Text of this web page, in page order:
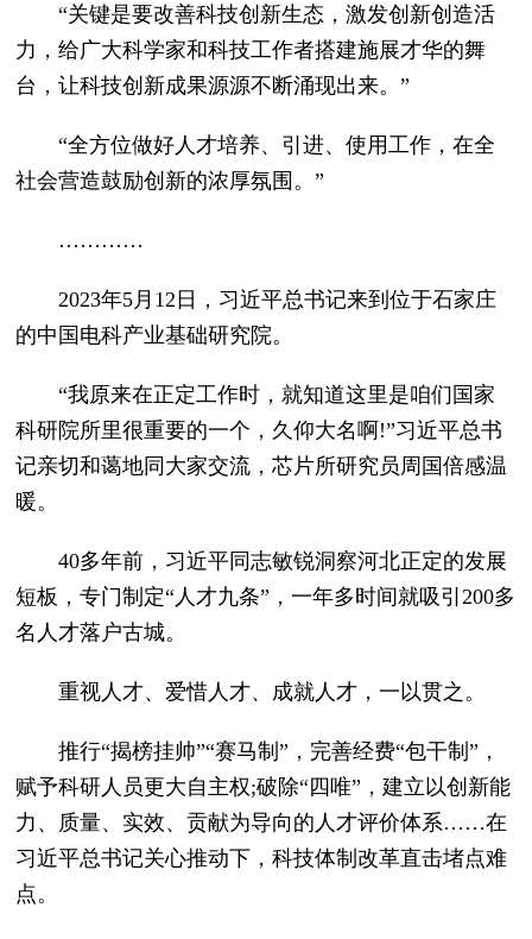
“关键是要改善科技创新生态，激发创新创造活
力，给广大科学家和科技工作者搭建施展才华的舞
台，让科技创新成果源源不断涌现出来。”
“全方位做好人才培养、引进、使用工作，在全
社会营造鼓励创新的浓厚氛围。”
…………
2023年5月12日，习近平总书记来到位于石家庄
的中国电科产业基础研究院。
“我原来在正定工作时，就知道这里是咱们国家
科研院所里很重要的一个，久仰大名啊!”习近平总书
记亲切和蔼地同大家交流，芯片所研究员周国倍感温
暖。
40多年前，习近平同志敏锐洞察河北正定的发展
短板，专门制定“人才九条”，一年多时间就吸引200多
名人才落户古城。
重视人才、爱惜人才、成就人才，一以贯之。
推行“揭榜挂帅”“赛马制”，完善经费“包干制”，
赋予科研人员更大自主权;破除“四唯”，建立以创新能
力、质量、实效、贡献为导向的人才评价体系……在
习近平总书记关心推动下，科技体制改革直击堵点难
点。